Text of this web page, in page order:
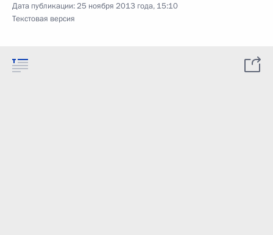
Дата публикации:25 ноября 2013 года, 15:10
Текстовая версия